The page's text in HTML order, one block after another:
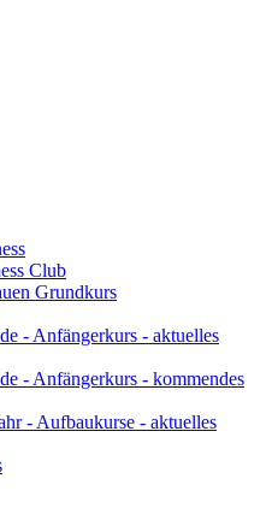
Club
Grundkurs
- Anfängerkurs - aktuelles
- Anfängerkurs - kommendes
- Aufbaukurse - aktuelles